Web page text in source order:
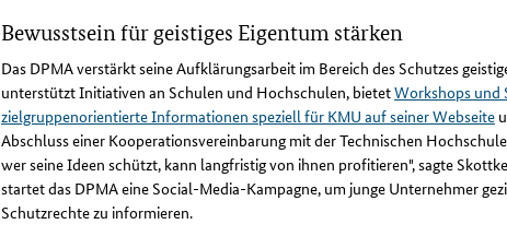
Bewusstsein für geistiges Eigentum stärken
Das DPMA verstärkt seine Aufklärungsarbeit im Bereich des Schutzes
unterstützt Initiativen an Schulen und Hochschulen, bietetWorkshops und
zielgruppenorientierte Informationen speziell für KMU auf seiner Webseite
Abschluss einer Kooperationsvereinbarung mit der Technischen
wer seine Ideen schützt, kann langfristig von ihnen profitieren", sagte
startet das DPMA eine Social-Media-Kampagne, um junge Unternehmer
Schutzrechte zu informieren.